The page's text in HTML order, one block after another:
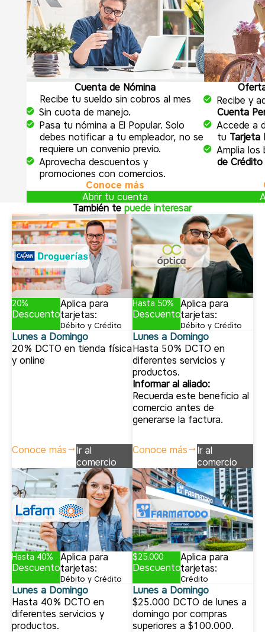
Cuenta de Nómina
Recibe tu sueldo sin cobros al mes
Sin cuota de manejo.
Pasa tu nómina a El Popular. Solo
debes notificar a tu empleador, no se
requiere un convenio previo.
Aprovecha descuentos y
promociones con comercios.
Conoce más
Abrir tu cuenta
Recibe y
Cuenta
Accede a
tu Tarjeta
Amplia
de
También tepuede interesar
20%
Descuento
Aplica para
tarjetas:
Débito y Crédito
Lunes a Domingo
20% DCTO en tienda física
y online
Conoce más
Ir al
comercio
Hasta 50%
Descuento
Aplica para
tarjetas:
Débito y Crédito
Lunes a Domingo
Hasta 50% DCTO en
diferentes servicios y
productos.
Informar al aliado:
Recuerda este beneficio al
comercio antes de
generarse la factura.
Conoce más
Ir al
comercio
Hasta 40%
Descuento
Aplica para
tarjetas:
Débito y Crédito
Lunes a Domingo
Hasta 40% DCTO en
diferentes servicios y
productos.
$25.000
Descuento
Aplica para
tarjetas:
Crédito
Lunes a Domingo
$25.000 DCTO de lunes a
domingo por compras
superiores a $100.000.